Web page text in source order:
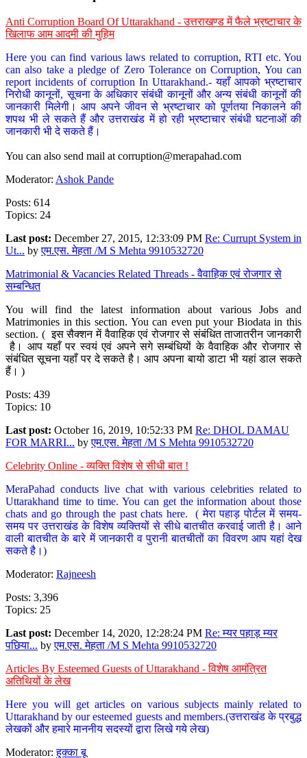
Anti Corruption Board Of Uttarakhand - उत्तराखण्ड में फैले भ्रष्टाचार के
खिलाफ आम आदमी की मुहिम
Here you can find various laws related to corruption, RTI etc. You
can also take a pledge of Zero Tolerance on Corruption, You can
report incidents of corruption In Uttarakhand.- यहाँ आपको भ्रष्टाचार
निरोधी कानूनों, सूचना के अधिकार संबंधी कानूनों और अन्य संबंधी कानूनों की
जानकारी मिलेगी। आप अपने जीवन से भ्रष्टाचार को पूर्णतया निकालने की
शपथ भी ले सकते हैं और उत्तराखंड में हो रही भ्रष्टाचार संबंधी घटनाओं की
जानकारी भी दे सकते हैं।
You can also send mail at corruption@merapahad.com
Moderator: Ashok Pande
Posts: 614
Topics: 24
Last post: December 27, 2015, 12:33:09 PM Re: Currupt System in
Ut... byएम.एस. मेहता /M S Mehta 9910532720
Matrimonial & Vacancies Related Threads - वैवाहिक एवं रोजगार से
सम्बन्धित
You will find the latest information about various Jobs and
Matrimonies in this section. You can even put your Biodata in this
section. ( इस सैक्शन में वैवाहिक एवं रोजगार से संबंधित ताजातरीन जानकारी
है। आप यहाँ पर स्वयं एवं अपने सगे सम्बंधियों के वैवाहिक और रोजगार से
संबंधित सूचना यहाँ पर दे सकते है। आप अपना बायो डाटा भी यहां डाल सकते
हैं। )
Posts: 439
Topics: 10
Last post: October 16, 2019, 10:52:33 PM Re: DHOL DAMAU
FOR MARRI... byएम.एस. मेहता /M S Mehta 9910532720
Celebrity Online - व्यक्ति विशेष से सीधी बात !
MeraPahad conducts live chat with various celebrities related to
Uttarakhand time to time. You can get the information about those
chats and go through the past chats here. ( मेरा पहाड़ पोर्टल में समय-
समय पर उत्तराखंड के विशेष व्यक्तियों से सीधे बातचीत करवाई जाती है। आने
वाली बातचीत के बारे में जानकारी व पुरानी बातचीतों का विवरण आप यहां देख
सकते है।)
Moderator: Rajneesh
Posts: 3,396
Topics: 25
Last post: December 14, 2020, 12:28:24 PM Re: म्यर पहाड़ म्यर
पछिया... byएम.एस. मेहता /M S Mehta 9910532720
Articles By Esteemed Guests of Uttarakhand - विशेष आमंत्रित
अतिथियों के लेख
Here you will get articles on various subjects mainly related to
Uttarakhand by our esteemed guests and members.(उत्तराखंड के प्रबुद्ध
लेखकों और हमारे माननीय सदस्यों द्वारा लिखे गये लेख)
Moderator:हुक्का बू